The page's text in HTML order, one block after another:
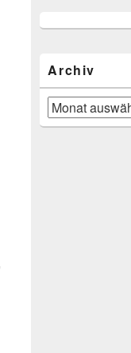
Archiv
Archiv